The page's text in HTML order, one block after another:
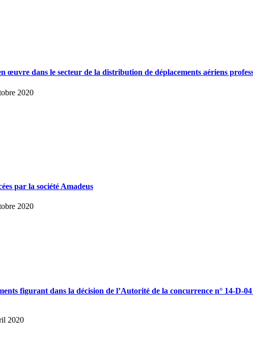
œuvre dans le secteur de la distribution de déplacements aériens
2020
par la société Amadeus
2020
figurant dans la décision de l’Autorité de la concurrence n° 14-D-
2020